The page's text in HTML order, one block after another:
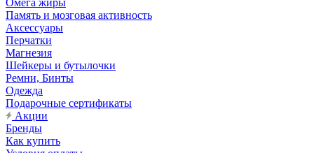
Омега жиры
Память и мозговая активность
Аксессуары
Перчатки
Магнезия
Шейкеры и бутылочки
Ремни, Бинты
Одежда
Подарочные сертификаты
Акции
Бренды
Как купить